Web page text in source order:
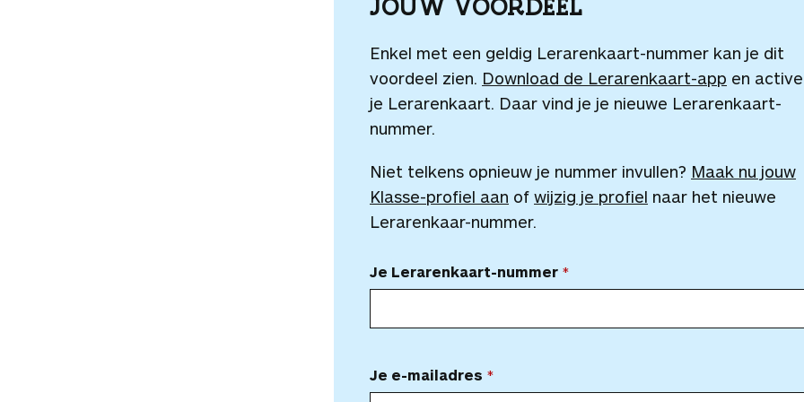
Enkel met een geldig Lerarenkaart-nummer kan je dit
voordeel zien. Download de Lerarenkaart-app en
je Lerarenkaart. Daar vind je je nieuwe Lerarenkaart-
nummer.
Niet telkens opnieuw je nummer invullen? Maak nu jouw
Klasse-profiel aan of wijzig je profiel naar het nieuwe
Lerarenkaar-nummer.
Je Lerarenkaart-nummer
Je e-mailadres